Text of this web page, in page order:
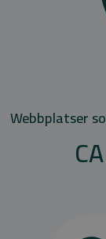
Webbplatser